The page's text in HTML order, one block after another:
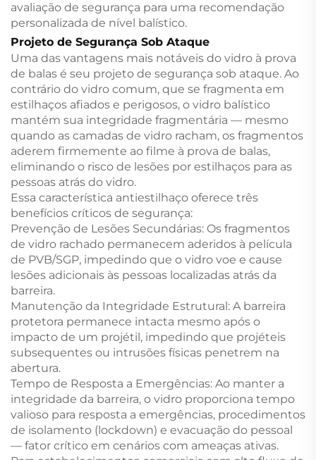
avaliação de segurança para uma recomendação
personalizada de nível balístico.
Projeto de Segurança Sob Ataque
Uma das vantagens mais notáveis do vidro à prova
de balas é seu projeto de segurança sob ataque. Ao
contrário do vidro comum, que se fragmenta em
estilhaços afiados e perigosos, o vidro balístico
mantém sua integridade fragmentária — mesmo
quando as camadas de vidro racham, os fragmentos
aderem firmemente ao filme à prova de balas,
eliminando o risco de lesões por estilhaços para as
pessoas atrás do vidro.
Essa característica antiestilhaço oferece três
benefícios críticos de segurança:
Prevenção de Lesões Secundárias: Os fragmentos
de vidro rachado permanecem aderidos à película
de PVB/SGP, impedindo que o vidro voe e cause
lesões adicionais às pessoas localizadas atrás da
barreira.
Manutenção da Integridade Estrutural: A barreira
protetora permanece intacta mesmo após o
impacto de um projétil, impedindo que projéteis
subsequentes ou intrusões físicas penetrem na
abertura.
Tempo de Resposta a Emergências: Ao manter a
integridade da barreira, o vidro proporciona tempo
valioso para resposta a emergências, procedimentos
de isolamento (lockdown) e evacuação do pessoal
— fator crítico em cenários com ameaças ativas.